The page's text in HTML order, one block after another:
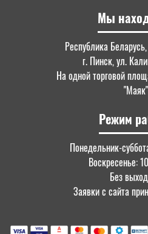
Мы
Республика
г. Пинск, ул.
На одной торговой
"Маяк"
Режим
Понедельник-
Воскресенье:
Без
Заявки с сайта